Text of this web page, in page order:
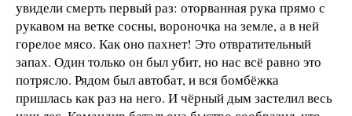
увидели смерть первый раз: оторванная рука прямо с
рукавом на ветке сосны, вороночка на земле, а в ней
горелое мясо. Как оно пахнет! Это отвратительный
запах. Один только он был убит, но нас всё равно это
потрясло. Рядом был автобат, и вся бомбёжка
пришлась как раз на него. И чёрный дым застелил весь